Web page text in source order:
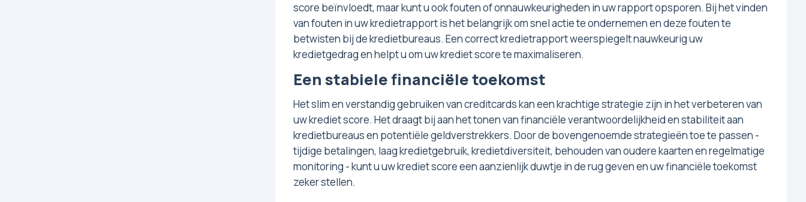
score beïnvloedt, maar kunt u ook fouten of onnauwkeurigheden in uw rapport opsporen. Bij het vinden
van fouten in uw kredietrapport is het belangrijk om snel actie te ondernemen en deze fouten te
betwisten bij de kredietbureaus. Een correct kredietrapport weerspiegelt nauwkeurig uw
kredietgedrag en helpt u om uw krediet score te maximaliseren.
Een stabiele financiële toekomst
Het slim en verstandig gebruiken van creditcards kan een krachtige strategie zijn in het verbeteren van
uw krediet score. Het draagt bij aan het tonen van financiële verantwoordelijkheid en stabiliteit aan
kredietbureaus en potentiële geldverstrekkers. Door de bovengenoemde strategieën toe te passen -
tijdige betalingen, laag kredietgebruik, kredietdiversiteit, behouden van oudere kaarten en regelmatige
monitoring - kunt u uw krediet score een aanzienlijk duwtje in de rug geven en uw financiële toekomst
zeker stellen.